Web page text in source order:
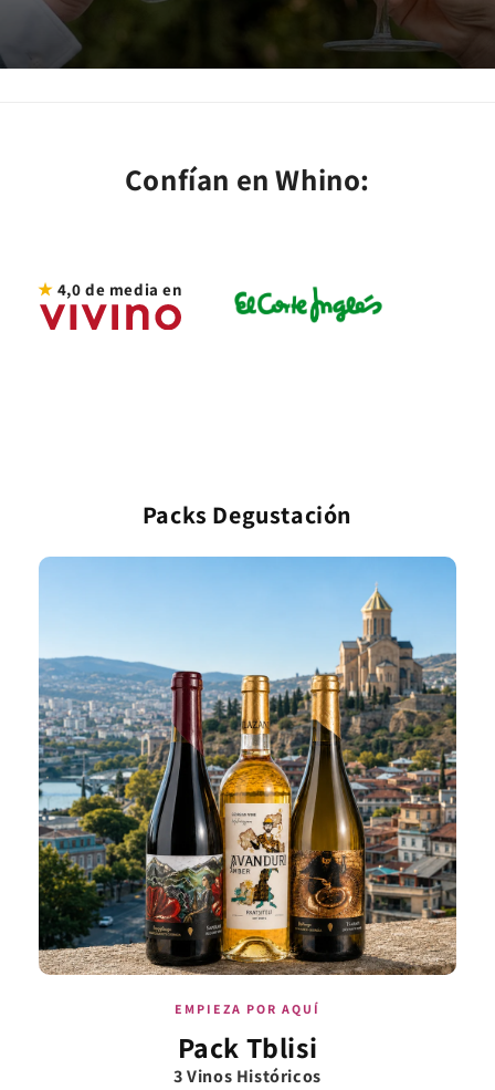
Confían en Whino:
★ 4,0 de media en
Packs Degustación
EMPIEZA POR AQUÍ
Pack Tblisi
3 Vinos Históricos